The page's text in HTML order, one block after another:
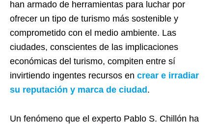
han armado de herramientas para luchar por
ofrecer un tipo de turismo más sostenible y
comprometido con el medio ambiente. Las
ciudades, conscientes de las implicaciones
económicas del turismo, compiten entre sí
invirtiendo ingentes recursos en crear e irradiar
su reputación y marca de ciudad.
Un fenómeno que el experto Pablo S. Chillón ha